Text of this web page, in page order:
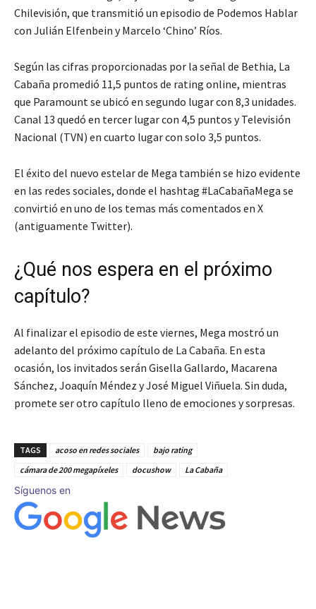
Chilevisión, que transmitió un episodio de Podemos Hablar
con Julián Elfenbein y Marcelo ‘Chino’ Ríos.
Según las cifras proporcionadas por la señal de Bethia, La
Cabaña promedió 11,5 puntos de rating online, mientras
que Paramount se ubicó en segundo lugar con 8,3 unidades.
Canal 13 quedó en tercer lugar con 4,5 puntos y Televisión
Nacional (TVN) en cuarto lugar con solo 3,5 puntos.
El éxito del nuevo estelar de Mega también se hizo evidente
en las redes sociales, donde el hashtag #LaCabañaMega se
convirtió en uno de los temas más comentados en X
(antiguamente Twitter).
¿Qué nos espera en el próximo
capítulo?
Al finalizar el episodio de este viernes, Mega mostró un
adelanto del próximo capítulo de La Cabaña. En esta
ocasión, los invitados serán Gisella Gallardo, Macarena
Sánchez, Joaquín Méndez y José Miguel Viñuela. Sin duda,
promete ser otro capítulo lleno de emociones y sorpresas.
TAGS acoso en redes sociales
bajo rating
cámara de 200 megapíxeles
docushow La Cabaña
Síguenos en